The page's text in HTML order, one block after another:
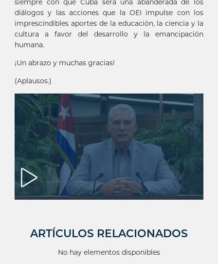
siempre con que Cuba será una abanderada de los
diálogos y las acciones que la OEI impulse con los
imprescindibles aportes de la educación, la ciencia y la
cultura a favor del desarrollo y la emancipación
humana.
¡Un abrazo y muchas gracias!
(Aplausos.)
ARTÍCULOS RELACIONADOS
No hay elementos disponibles